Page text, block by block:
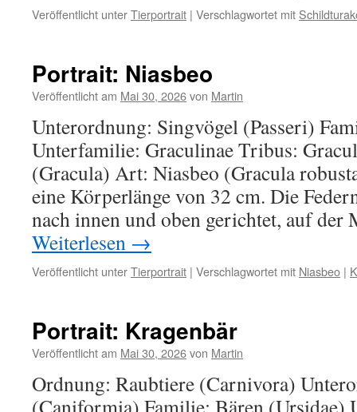
Veröffentlicht unterTierportrait | Verschlagwortet mit
Portrait: Niasbeo
Veröffentlicht am Mai 30, 2026von Martin
Unterordnung: Singvögel (Passeri)
Unterfamilie: Graculinae Tribus:
(Gracula) Art: Niasbeo (Gracula
eine Körperlänge von 32 cm. Die
nach innen und oben gerichtet, auf
Weiterlesen →
Veröffentlicht unterTierportrait | Verschlagwortet mit Niasbeo |
Portrait: Kragenbär
Veröffentlicht am Mai 30, 2026von Martin
Ordnung: Raubtiere (Carnivora)
(Caniformia) Familie: Bären (Ursidae)